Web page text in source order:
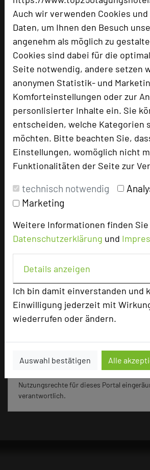
Auch wir verwenden Cookies
Daten, um Ihnen den Besuch
angenehm als möglich zu
Cookies sind dabei für die
Seite notwendig, andere setzen
anonymen Statistik- und
Komforteinstellungen oder zur
personlisierter Inhalte ein. Sie
entscheiden, welche Kategorien
möchten. Bitte beachten Sie,
Einstellungen, womöglich nicht
Funktionalitäten der Seite zur
technisch notwendig
Marketing
Weitere Informationen finden
Datenschutzerklärung und
Details anzeigen
Ich bin damit einverstanden und
Einwilligung jederzeit mit
wiederrufen oder ändern.
Auswahl bestätigen Alle
Hoteldaten
Max. Tagungskapazität (Personen)
U-Form
Parlamentarisch
Reihenbestuhlung
Tagungsräume
Ausstellungsfläche
Zimmer
Doppelzimmer
Einzelzimmer
3401 Seiten dieses Hotels wurden in
vergangenen 30 Tagen auf diesem
Impressum zum Hotel
Nutzungsrechte für dieses Portal
verantwortlich.